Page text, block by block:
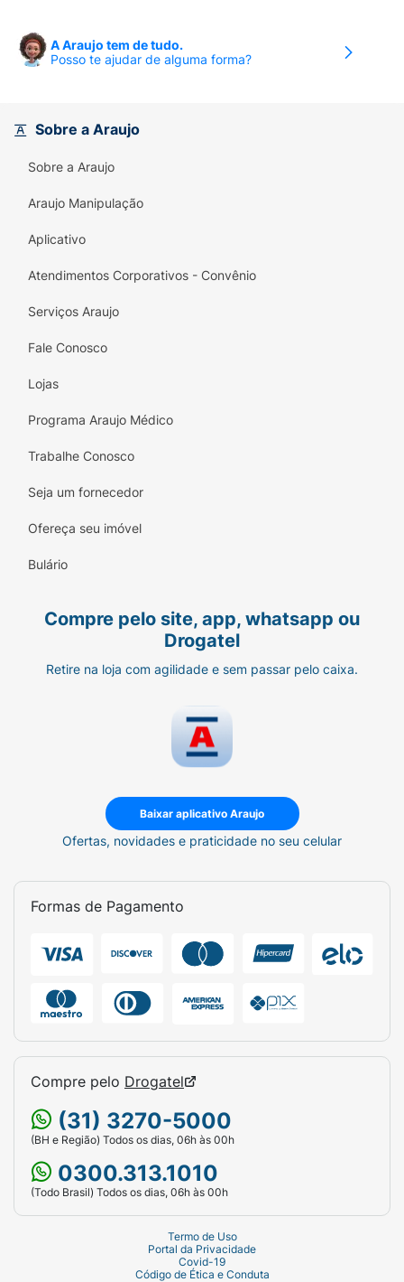
A Araujo tem de tudo.
Posso te ajudar de alguma forma?
Sobre a Araujo
Sobre a Araujo
Araujo Manipulação
Aplicativo
Atendimentos Corporativos - Convênio
Serviços Araujo
Fale Conosco
Lojas
Programa Araujo Médico
Trabalhe Conosco
Seja um fornecedor
Ofereça seu imóvel
Bulário
Compre pelo site, app, whatsapp ou
Drogatel
Retire na loja com agilidade e sem passar pelo caixa.
Baixar aplicativo Araujo
Ofertas, novidades e praticidade no seu celular
Formas de Pagamento
Compre pelo Drogatel
(31) 3270-5000
(BH e Região) Todos os dias, 06h às 00h
0300.313.1010
(Todo Brasil) Todos os dias, 06h às 00h
Termo de Uso
Portal da Privacidade
Covid-19
Código de Ética e Conduta